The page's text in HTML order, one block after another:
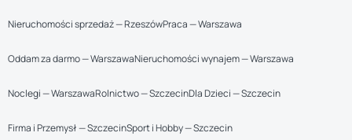
Nieruchomości sprzedaż — RzeszówPraca — Warszawa
Oddam za darmo — WarszawaNieruchomości wynajem — Warszawa
Noclegi — WarszawaRolnictwo — SzczecinDla Dzieci — Szczecin
Firma i Przemysł — SzczecinSport i Hobby — Szczecin